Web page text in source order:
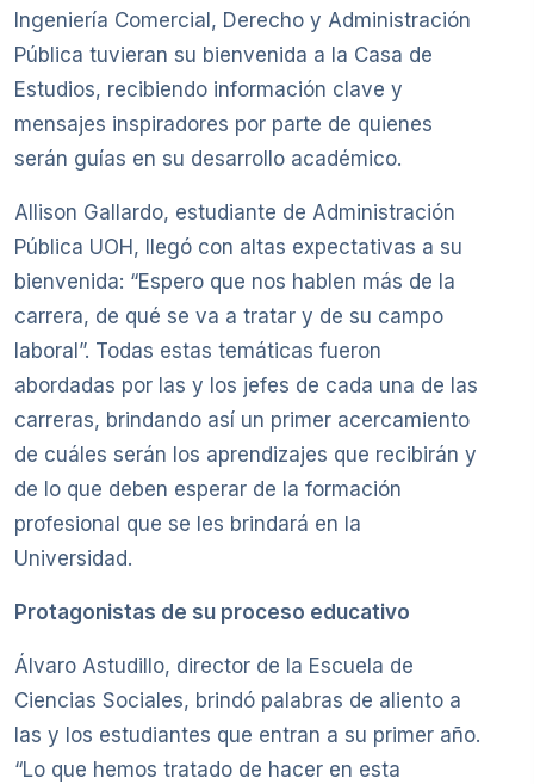
Ingeniería Comercial, Derecho y Administración
Pública tuvieran su bienvenida a la Casa de
Estudios, recibiendo información clave y
mensajes inspiradores por parte de quienes
serán guías en su desarrollo académico.
Allison Gallardo, estudiante de Administración
Pública UOH, llegó con altas expectativas a su
bienvenida: “Espero que nos hablen más de la
carrera, de qué se va a tratar y de su campo
laboral”. Todas estas temáticas fueron
abordadas por las y los jefes de cada una de las
carreras, brindando así un primer acercamiento
de cuáles serán los aprendizajes que recibirán y
de lo que deben esperar de la formación
profesional que se les brindará en la
Universidad.
Protagonistas de su proceso educativo
Álvaro Astudillo, director de la Escuela de
Ciencias Sociales, brindó palabras de aliento a
las y los estudiantes que entran a su primer año.
“Lo que hemos tratado de hacer en esta